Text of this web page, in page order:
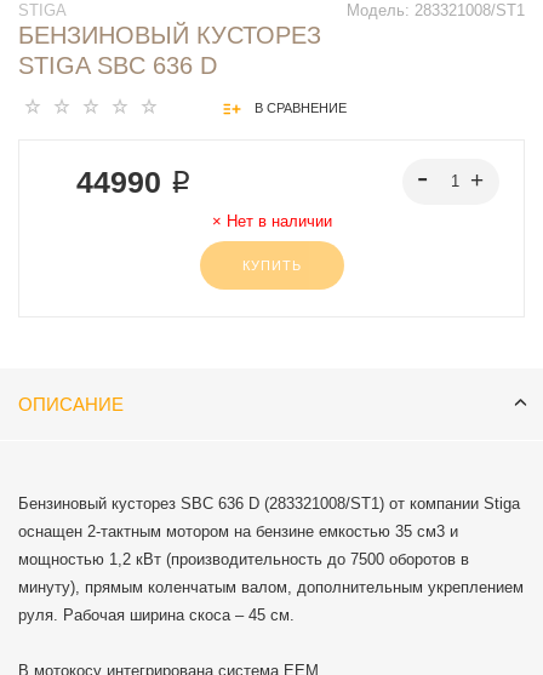
Модель: 283321008/ST1
STIGA
БЕНЗИНОВЫЙ КУСТОРЕЗ
STIGA SBC 636 D
В СРАВНЕНИЕ
44990 ₽
Нет в наличии
КУПИТЬ
ОПИСАНИЕ
Бензиновый кусторез SBC 636 D (283321008/ST1) от компании Stiga
оснащен 2-тактным мотором на бензине емкостью 35 см3 и
мощностью 1,2 кВт (производительность до 7500 оборотов в
минуту), прямым коленчатым валом, дополнительным укреплением
руля. Рабочая ширина скоса – 45 см.
В мотокосу интегрирована система EEM